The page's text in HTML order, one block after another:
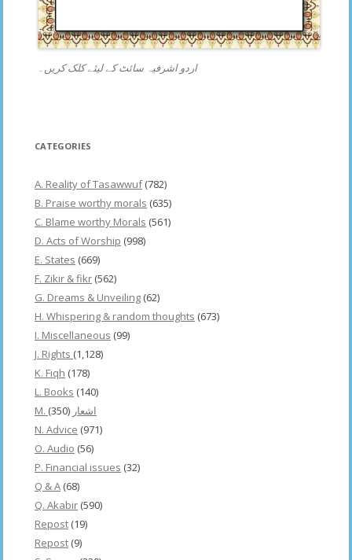
اردو اشرفیہ سائٹ کے لیئے کلک کریں۔
CATEGORIES
A. Reality of Tasawwuf(782)
B. Praise worthy morals (635)
C. Blame worthy Morals (561)
D. Acts of Worship (998)
E. States (669)
F. Zikir & fikr (562)
G. Dreams & Unveiling (62)
H. Whispering & random thoughts (673)
I. Miscellaneous (99)
J. Rights (1,128)
K. Fiqh (178)
L. Books (140)
M. اشعار (350)
N. Advice (971)
O. Audio (56)
P. Financial issues (32)
Q & A (68)
Q. Akabir (590)
Repost (19)
Repost (9)